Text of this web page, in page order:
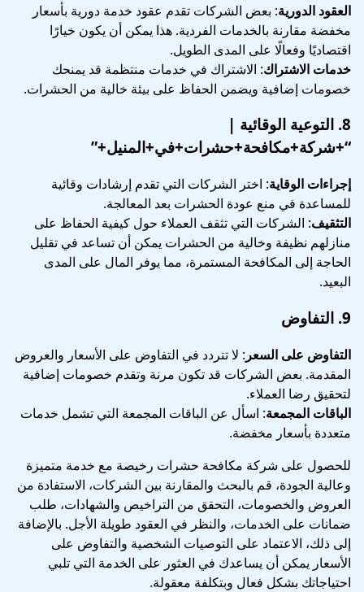
العقود الدورية: بعض الشركات تقدم عقود خدمة دورية بأسعار
مخفضة مقارنة بالخدمات الفردية. هذا يمكن أن يكون خيارًا
اقتصاديًا وفعالًا على المدى الطويل.
خدمات الاشتراك: الاشتراك في خدمات منتظمة قد يمنحك
خصومات إضافية ويضمن الحفاظ على بيئة خالية من الحشرات.
8. التوعية الوقائية |
“+شركة+مكافحة+حشرات+في+المنيل+”
إجراءات الوقاية: اختر الشركات التي تقدم إرشادات وقائية
للمساعدة في منع عودة الحشرات بعد المعالجة.
التثقيف: الشركات التي تثقف العملاء حول كيفية الحفاظ على
منازلهم نظيفة وخالية من الحشرات يمكن أن تساعد في تقليل
الحاجة إلى المكافحة المستمرة، مما يوفر المال على المدى
البعيد.
9. التفاوض
التفاوض على السعر : لا تتردد في التفاوض على الأسعار والعروض
المقدمة. بعض الشركات قد تكون مرنة وتقدم خصومات إضافية
لتحقيق رضا العملاء.
الباقات المجمعة: اسأل عن الباقات المجمعة التي تشمل خدمات
متعددة بأسعار مخفضة.
للحصول على شركة مكافحة حشرات رخيصة مع خدمة متميزة
وعالية الجودة، قم بالبحث والمقارنة بين الشركات، الاستفادة من
العروض والخصومات، التحقق من التراخيص والشهادات، طلب
ضمانات على الخدمات، والنظر في العقود طويلة الأجل. بالإضافة
إلى ذلك، الاعتماد على التوصيات الشخصية والتفاوض على
الأسعار يمكن أن يساعدك في العثور على الخدمة التي تلبي
احتياجاتك بشكل فعال وبتكلفة معقولة.